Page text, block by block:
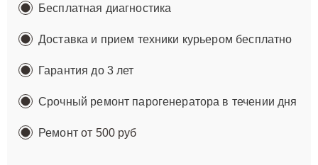
Бесплатная диагностика
Доставка и прием техники курьером бесплатно
Гарантия до 3 лет
Срочный ремонт парогенератора в течении дня
Ремонтот 500 руб